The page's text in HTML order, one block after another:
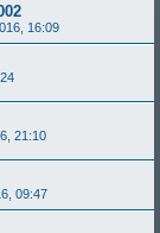
16:09
21:10
09:47